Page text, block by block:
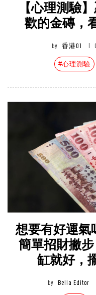
【心理測驗
歡的金磚，
by 香港01
#心理測驗
想要有好運氣
簡單招財撇
缸就好，
by Bella Editor